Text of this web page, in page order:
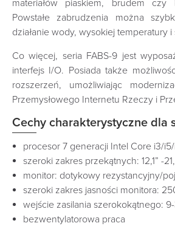
materiałów piaskiem, brudem
Powstałe zabrudzenia można
działanie wody, wysokiej temperatury
Co więcej, seria FABS-9 jest
interfejs I/O. Posiada także
rozszerzeń, umożliwiając
Przemysłowego Internetu Rzeczy i
Cechy charakterystyczne dla
procesor 7 generacji Intel Core i3/
szeroki zakres przekątnych: 12,1” -
monitor: dotykowy rezystancyjny/
szeroki zakres jasności monitora:
wejście zasilania szerokokątnego:
bezwentylatorowa praca